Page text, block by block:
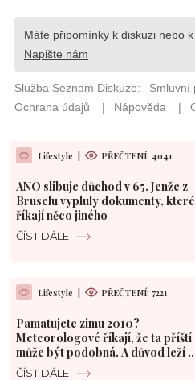
Lifestyle | PŘEČTENÍ: 4041
ANO slibuje důchod v 65. Jenže z
Bruselu vypluly dokumenty, které
říkají něco jiného
ČÍST DÁLE
Lifestyle | PŘEČTENÍ: 7221
Pamatujete zimu 2010?
Meteorologové říkají, že ta příští
může být podobná. A důvod leží v
Pacifiku
ČÍST DÁLE